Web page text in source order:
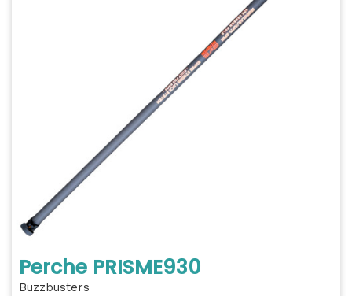
Perche PRISME930
Buzzbusters